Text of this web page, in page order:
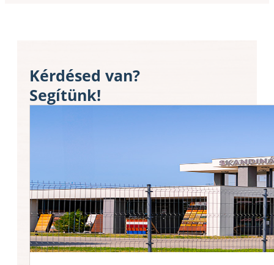
Kérdésed van?
Segítünk!